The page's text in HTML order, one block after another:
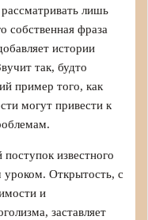
лишь
собственная фраза
истории
так, будто
пример того, как
могут привести к
известного
уроком. Открытость, с
и
заставляет